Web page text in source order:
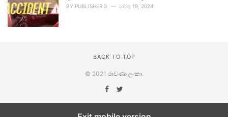
BY PUBLISHER 3 මාර්තු 19, 2024
BACK TO TOP
© 2021 රාවණා ලංකා.